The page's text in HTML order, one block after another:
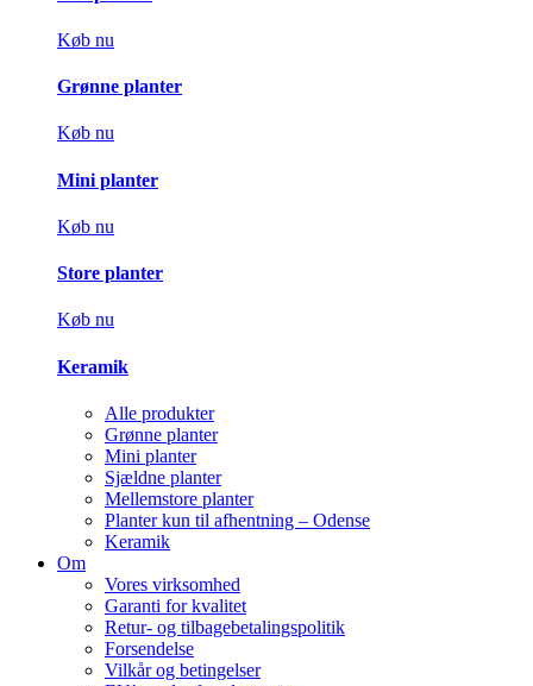
Køb nu
Grønne planter
Køb nu
Mini planter
Køb nu
Store planter
Køb nu
Keramik
Alle produkter
Grønne planter
Mini planter
Sjældne planter
Mellemstore planter
Planter kun til afhentning – Odense
Keramik
Om
Vores virksomhed
Garanti for kvalitet
Retur- og tilbagebetalingspolitik
Forsendelse
Vilkår og betingelser